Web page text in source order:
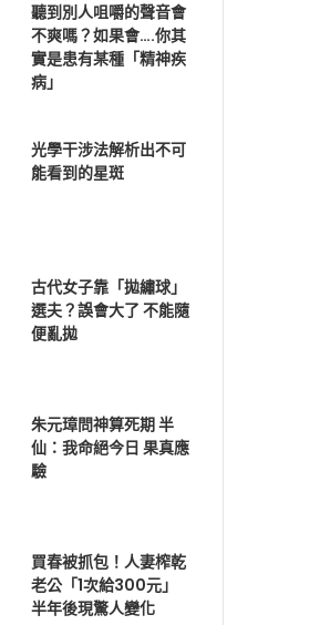
聽到別人咀嚼的聲音會
不爽嗎？如果會….你其
實是患有某種「精神疾
病」
光學干涉法解析出不可
能看到的星斑
古代女子靠「拋繡球」
選夫？誤會大了 不能隨
便亂拋
朱元璋問神算死期 半
仙：我命絕今日 果真應
驗
買春被抓包！人妻榨乾
老公「1次給300元」
半年後現驚人變化